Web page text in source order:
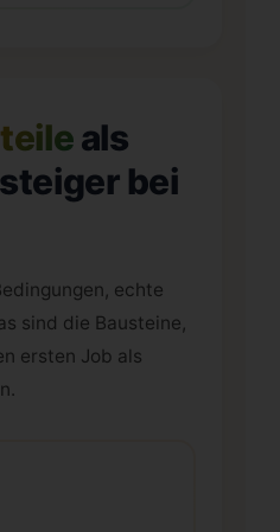
als
bei
echte
sind die Bausteine,
ersten Job als